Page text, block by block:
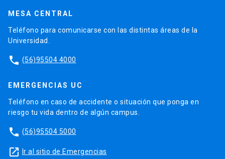
MESA CENTRAL
Teléfono para comunicarse con las distintas áreas de la
Universidad.
phone (56)95504 4000
EMERGENCIAS UC
Teléfono en caso de accidente o situación que ponga en
riesgo tu vida dentro de algún campus.
phone (56)95504 5000
launch Ir al sitio de Emergencias